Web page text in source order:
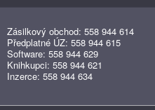
Zásilkový obchod: 558 944 614
Předplatné ÚZ: 558 944 615
Software: 558 944 629
Knihkupci: 558 944 621
Inzerce: 558 944 634